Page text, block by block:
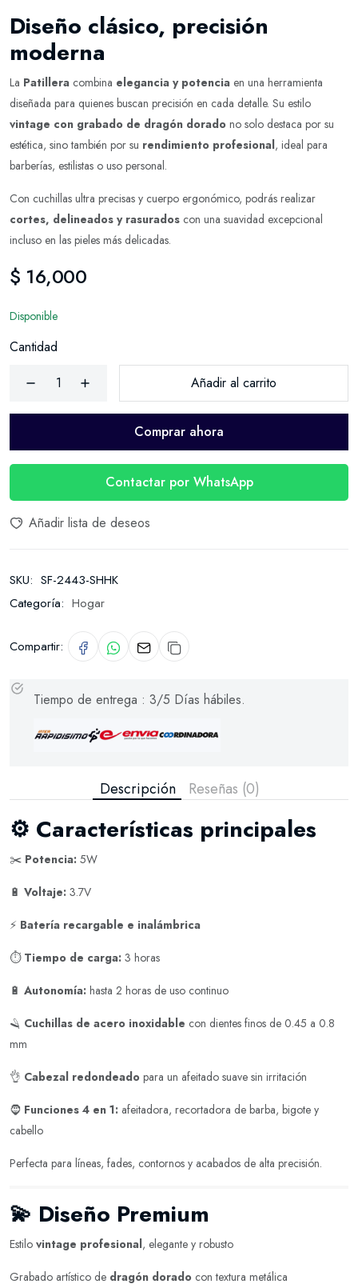
Diseño clásico, precisión
moderna
La Patillera combina elegancia y potencia en una herramienta
diseñada para quienes buscan precisión en cada detalle. Su estilo
vintage con grabado de dragón dorado no solo destaca por su
estética, sino también por su rendimiento profesional, ideal para
barberías, estilistas o uso personal.
Con cuchillas ultra precisas y cuerpo ergonómico, podrás realizar
cortes, delineados y rasurados con una suavidad excepcional
incluso en las pieles más delicadas.
$ 16,000
Disponible
Cantidad
Añadir al carrito
Comprar ahora
Contactar por WhatsApp
Añadir lista de deseos
SKU: SF-2443-SHHK
Categoría: Hogar
Compartir:
Tiempo de entrega : 3/5 Días hábiles.
Descripción Reseñas (0)
⚙️ Características principales
✂️ Potencia: 5W
🔋 Voltaje: 3.7V
⚡ Batería recargable e inalámbrica
⏱️ Tiempo de carga: 3 horas
🔋 Autonomía: hasta 2 horas de uso continuo
🪒 Cuchillas de acero inoxidable con dientes finos de 0.45 a 0.8
mm
👌 Cabezal redondeado para un afeitado suave sin irritación
🧔 Funciones 4 en 1: afeitadora, recortadora de barba, bigote y
cabello
Perfecta para líneas, fades, contornos y acabados de alta precisión.
💫 Diseño Premium
Estilo vintage profesional, elegante y robusto
Grabado artístico de dragón dorado con textura metálica